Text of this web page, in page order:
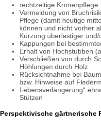
rechtzeitige Kronenpflege
Vermeidung von
Pflege (damit heutige
können und nicht vorher
Kürzung überlastiger
Kappungen bei
Erhalt von Hochstubben
Verschließen von durch
Höhlungen durch Holz
Rücksichtnahme bei
bzw. Hinweise auf
Lebensverlängerung“
Stützen
Perspektivische gärtnerische